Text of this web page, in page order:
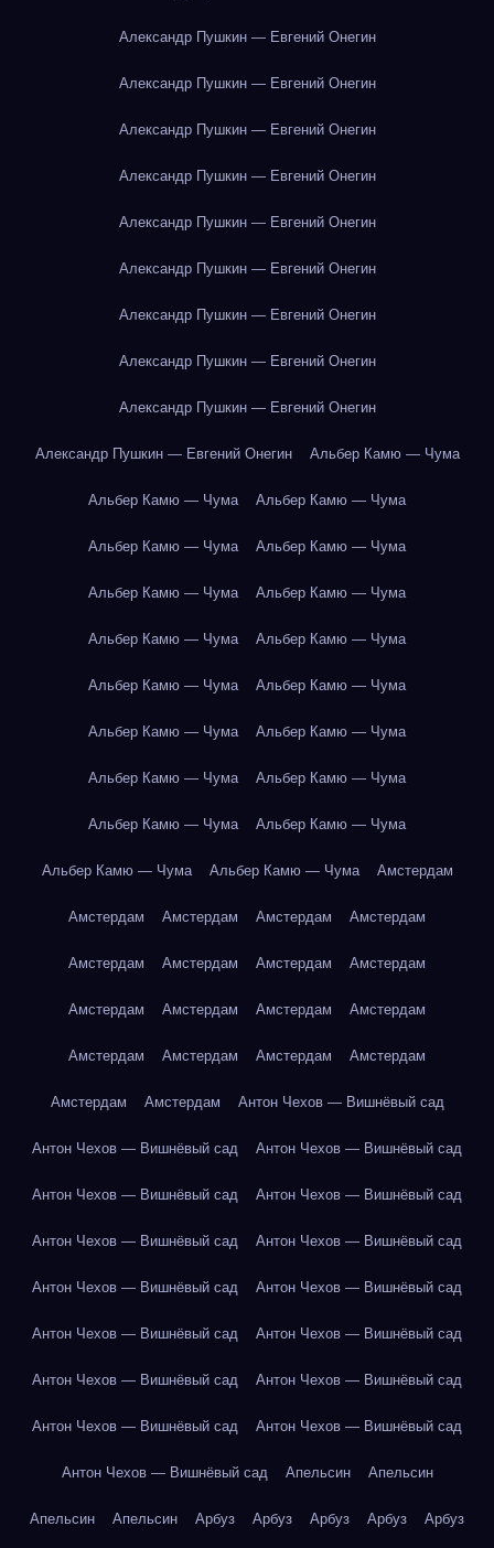
Александр Пушкин — Евгений Онегин
Александр Пушкин — Евгений Онегин
Александр Пушкин — Евгений Онегин
Александр Пушкин — Евгений Онегин
Александр Пушкин — Евгений Онегин
Александр Пушкин — Евгений Онегин
Александр Пушкин — Евгений Онегин
Александр Пушкин — Евгений Онегин
Александр Пушкин — Евгений Онегин
Александр Пушкин — Евгений Онегин Альбер Камю — Чума
Альбер Камю — Чума Альбер Камю — Чума
Альбер Камю — Чума Альбер Камю — Чума
Альбер Камю — Чума Альбер Камю — Чума
Альбер Камю — Чума Альбер Камю — Чума
Альбер Камю — Чума Альбер Камю — Чума
Альбер Камю — Чума Альбер Камю — Чума
Альбер Камю — Чума Альбер Камю — Чума
Альбер Камю — Чума Альбер Камю — Чума
Альбер Камю — Чума Альбер Камю — Чума Амстердам
Амстердам Амстердам Амстердам Амстердам
Амстердам Амстердам Амстердам Амстердам
Амстердам Амстердам Амстердам Амстердам
Амстердам Амстердам Амстердам Амстердам
Амстердам Амстердам Антон Чехов — Вишнёвый сад
Антон Чехов — Вишнёвый сад Антон Чехов — Вишнёвый сад
Антон Чехов — Вишнёвый сад Антон Чехов — Вишнёвый сад
Антон Чехов — Вишнёвый сад Антон Чехов — Вишнёвый сад
Антон Чехов — Вишнёвый сад Антон Чехов — Вишнёвый сад
Антон Чехов — Вишнёвый сад Антон Чехов — Вишнёвый сад
Антон Чехов — Вишнёвый сад Антон Чехов — Вишнёвый сад
Антон Чехов — Вишнёвый сад Антон Чехов — Вишнёвый сад
Антон Чехов — Вишнёвый сад Апельсин Апельсин
Апельсин Апельсин Арбуз Арбуз Арбуз Арбуз Арбуз